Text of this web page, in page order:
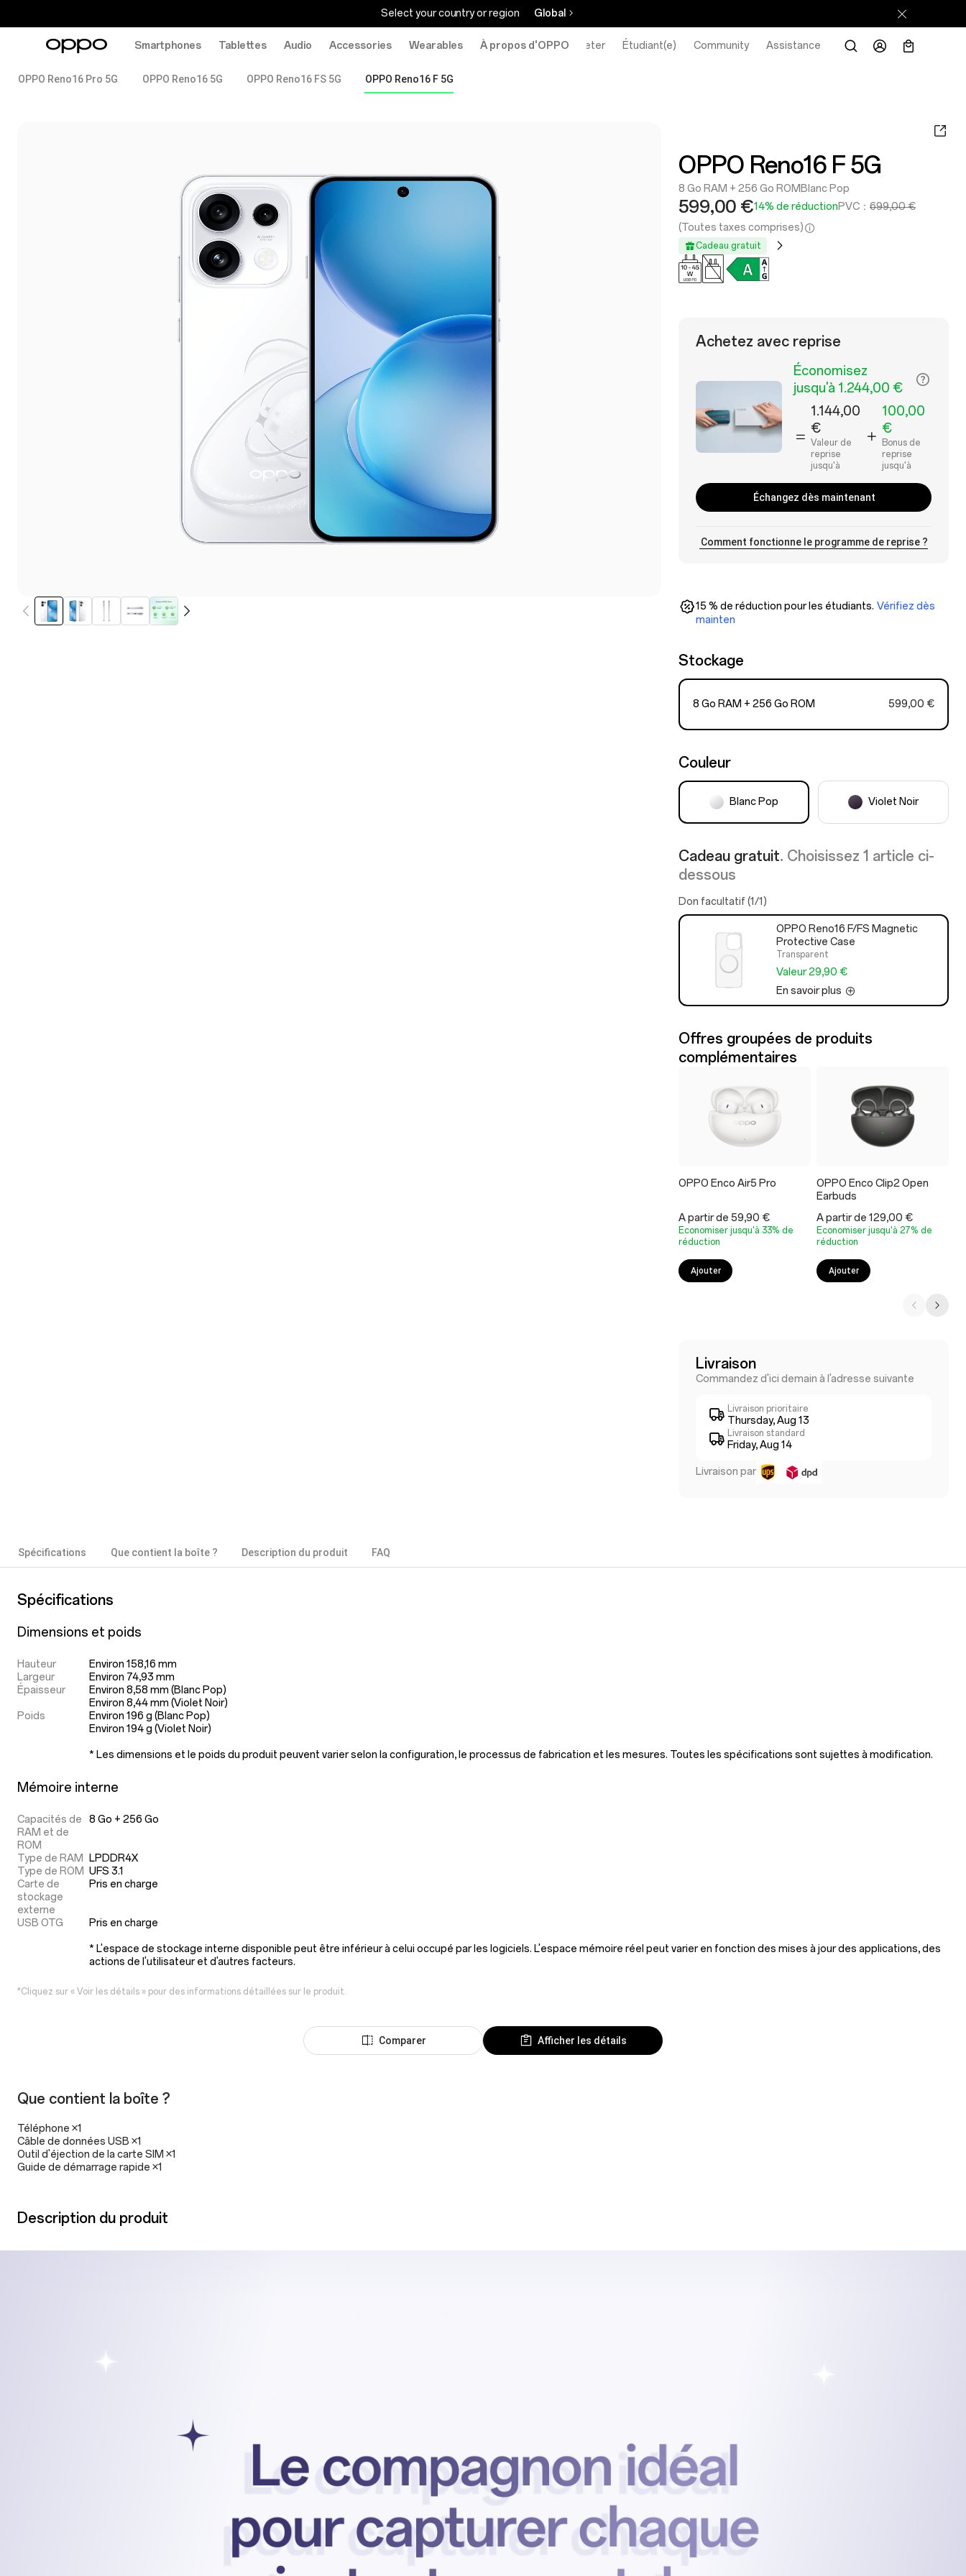
Select your country or region Global
Smartphones Tablettes Audio Accessories Wearables À propos d'OPPOAcheter Étudiant(e) Community Assistance
OPPO Reno16 Pro 5G OPPO Reno16 5G OPPO Reno16 FS 5G OPPO Reno16 F 5G
OPPO Reno16 F 5G
8 Go RAM + 256 Go ROM Blanc Pop
599,00 €14% de réductionPVC： 699,00 €
(Toutes taxes comprises)
Cadeau gratuit
Achetez avec reprise
Économisez
jusqu'à 1.244,00 €
1.144,00
€
Valeur de
reprise
jusqu'à
100,00
€
Bonus de
reprise
jusqu'à
Échangez dès maintenant
Comment fonctionne le programme de reprise ?
15 % de réduction pour les étudiants. Vérifiez dès
mainten
Stockage
8 Go RAM + 256 Go ROM 599,00 €
Couleur
Blanc Pop Violet Noir
Cadeau gratuit. Choisissez 1 article ci-
dessous
Don facultatif (1/1)
OPPO Reno16 F/FS Magnetic
Protective Case
Transparent
Valeur 29,90 €
En savoir plus
Offres groupées de produits
complémentaires
OPPO Enco Air5 Pro
A partir de 59,90 €
Economiser jusqu'à 33% de
réduction
Ajouter
OPPO Enco Clip2 Open
Earbuds
A partir de 129,00 €
Economiser jusqu'à 27% de
réduction
Ajouter
Livraison
Commandez d'ici demain à l'adresse suivante
Livraison prioritaire
Thursday, Aug 13
Livraison standard
Friday, Aug 14
Livraison par
Spécifications Que contient la boîte ? Description du produit FAQ
Spécifications
Dimensions et poids
Hauteur
Environ 158,16 mm
Largeur
Environ 74,93 mm
Épaisseur
Environ 8,58 mm (Blanc Pop)
Environ 8,44 mm (Violet Noir)
Poids
Environ 196 g (Blanc Pop)
Environ 194 g (Violet Noir)
* Les dimensions et le poids du produit peuvent varier selon la configuration, le processus de fabrication et les mesures. Toutes les spécifications sont sujettes à modification.
Mémoire interne
Capacités de
RAM et de
ROM
8 Go + 256 Go
Type de RAM
LPDDR4X
Type de ROM UFS 3.1
Carte de
stockage
externe
Pris en charge
USB OTG Pris en charge
* L'espace de stockage interne disponible peut être inférieur à celui occupé par les logiciels. L'espace mémoire réel peut varier en fonction des mises à jour des applications, des
actions de l'utilisateur et d'autres facteurs.
*Cliquez sur « Voir les détails » pour des informations détaillées sur le produit.
Comparer Afficher les détails
Que contient la boîte ?
Téléphone ×1
Câble de données USB ×1
Outil d'éjection de la carte SIM ×1
Guide de démarrage rapide ×1
Description du produit